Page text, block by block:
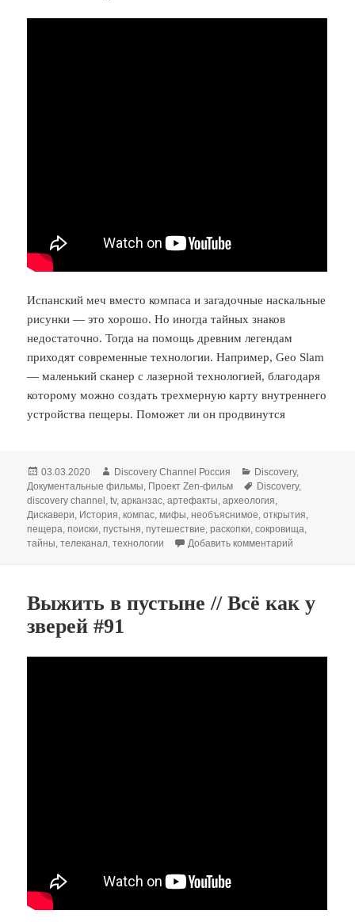
Испанский меч вместо компаса и загадочные наскальные
рисунки — это хорошо. Но иногда тайных знаков
недостаточно. Тогда на помощь древним легендам
приходят современные технологии. Например, Geo Slam
— маленький сканер с лазерной технологией, благодаря
которому можно создать трехмерную карту внутреннего
устройства пещеры. Поможет ли он продвинутся
Опубликовано
03.03.2020 Автор
Discovery Channel Россия Рубрики
Discovery,
Документальные фильмы Проект Zen-фильм Метки
Discovery,
discovery channel ,tv,арканзас ,артефакты ,археология
Дискавери История ,компас ,мифы ,необъяснимое ,открытия
пещера ,поиски ,пустыня ,путешествие ,раскопки ,сокровища
тайны ,телеканал ,технологии Добавить комментарий
Выжить в пустыне // Всё как у
зверей #91